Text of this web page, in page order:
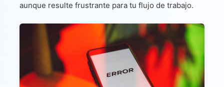
aunque resulte frustrante para tu flujo de trabajo.